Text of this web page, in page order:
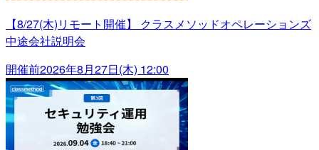
【8/27(木)リモート開催】 クラスメソッドオペレーションズ
中途会社説明会
開催前2026年8月27日(木) 12:00